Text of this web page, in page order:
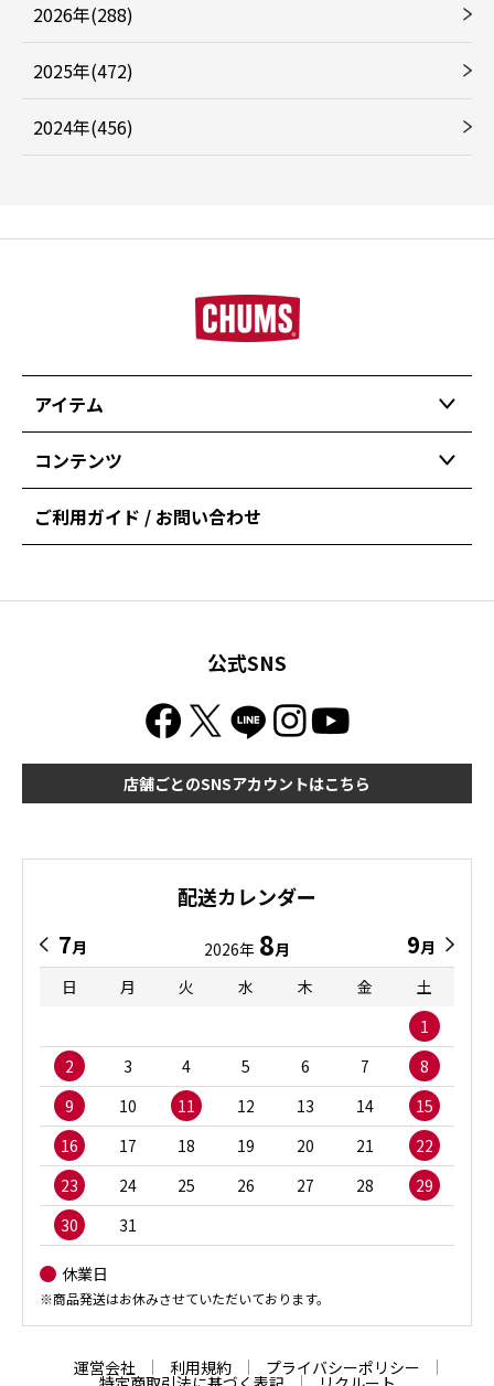
2026年(288)
2025年(472)
2024年(456)
アイテム
コンテンツ
ご利用ガイド / お問い合わせ
公式SNS
店舗ごとのSNSアカウントはこちら
配送カレンダー
7月 2026年 8月 9月
日
月 火 水 木 金
土
1
2
3 4 5 6 7
8
9
10 11 12 13 14
15
16
17 18 19 20 21
22
23
24 25 26 27 28
29
30
31
休業日
※商品発送はお休みさせていただいております。
運営会社 利用規約 プライバシーポリシー